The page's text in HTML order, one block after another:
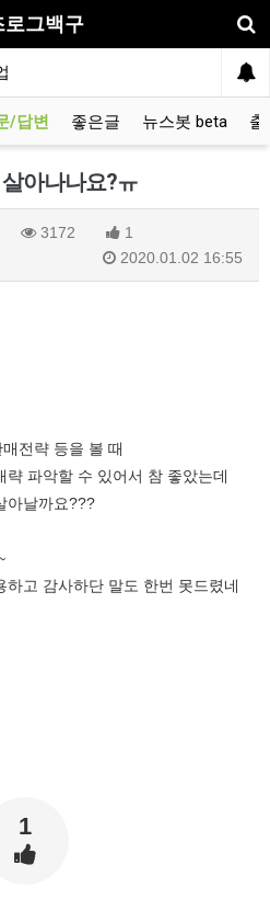
로그백구
/답변 좋은글 뉴스봇 beta 출
아나나요?ㅠ
3172
1
2020.01.02 16:55
전략 등을 볼 때
파악할 수 있어서 참 좋았는데
아날까요???
고 감사하단 말도 한번 못드렸네
1